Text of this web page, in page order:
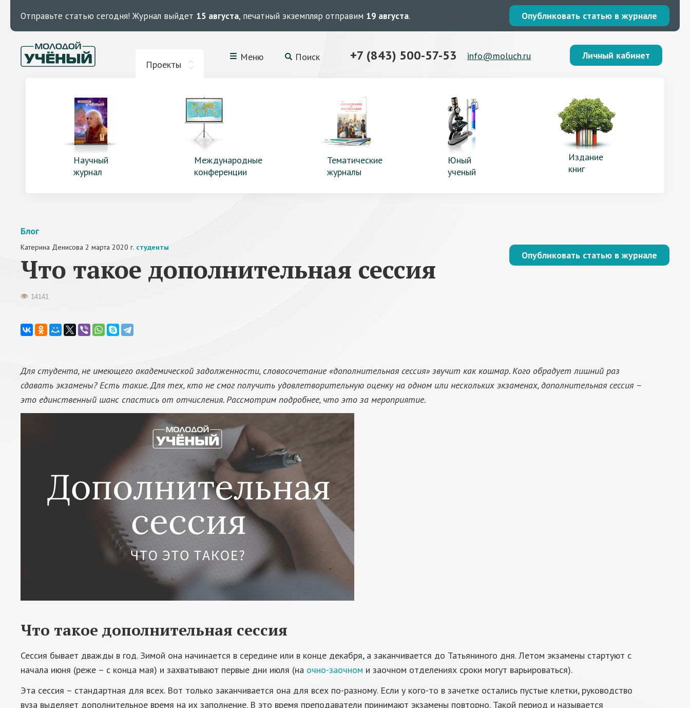
Отправьте статью сегодня! Журнал выйдет 15 августа, печатный экземпляр отправим 19 августа. Опубликовать статью в журнале
Проекты
Меню Поиск +7 (843) 500-57-53 info@moluch.ru Личный кабинет
Научный
журнал
Международные
конференции
Тематические
журналы
Юный
ученый
Издание
книг
Блог
Опубликовать статью в журнале
Катерина Денисова 2 марта 2020 г. студенты
Что такое дополнительная сессия
14141
Для студента, не имеющего академической задолженности, словосочетание «дополнительная сессия» звучит как кошмар. Кого обрадует лишний раз
сдавать экзамены? Есть такие. Для тех, кто не смог получить удовлетворительную оценку на одном или нескольких экзаменах, дополнительная сессия –
это единственный шанс спастись от отчисления. Рассмотрим подробнее, что это за мероприятие.
Что такое дополнительная сессия
Сессия бывает дважды в год. Зимой она начинается в середине или в конце декабря, а заканчивается до Татьяниного дня. Летом экзамены стартуют с
начала июня (реже – с конца мая) и захватывают первые дни июля (на очно-заочном и заочном отделениях сроки могут варьироваться).
Эта сессия – стандартная для всех. Вот только заканчивается она для всех по-разному. Если у кого-то в зачетке остались пустые клетки, руководство
вуза выделяет дополнительное время на их заполнение. В это время преподаватели принимают экзамены повторно. Такой период и называется